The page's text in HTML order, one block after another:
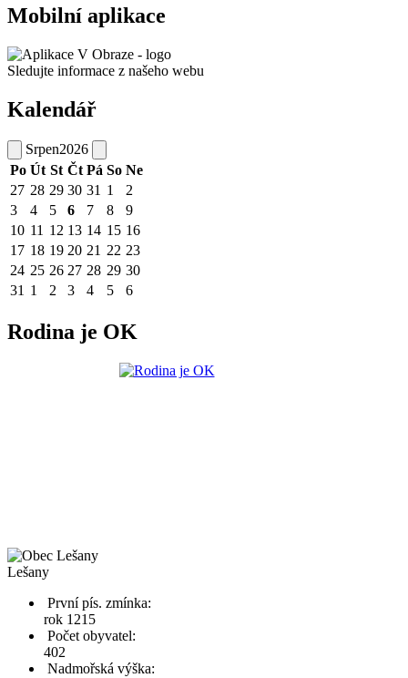
Mobilní aplikace
Sledujte informace z našeho webu
Kalendář
Srpen2026
Po Út St Čt Pá So Ne
27 28 29 30 31 1
2
3
4 5 6 7 8
9
10 11 12 13 14 15 16
17 18 19 20 21 22 23
24 25 26 27 28 29 30
31 1 2 3 4 5 6
Rodina je OK
Lešany
První pís. zmínka:
rok 1215
Počet obyvatel:
402
Nadmořská výška: